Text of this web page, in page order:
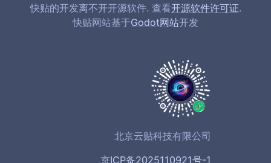
快贴的开发离不开开源软件. 查看开源软件许可证.
快贴网站基于Godot网站开发
北京云贴科技有限公司
京ICP备2025110921号-1